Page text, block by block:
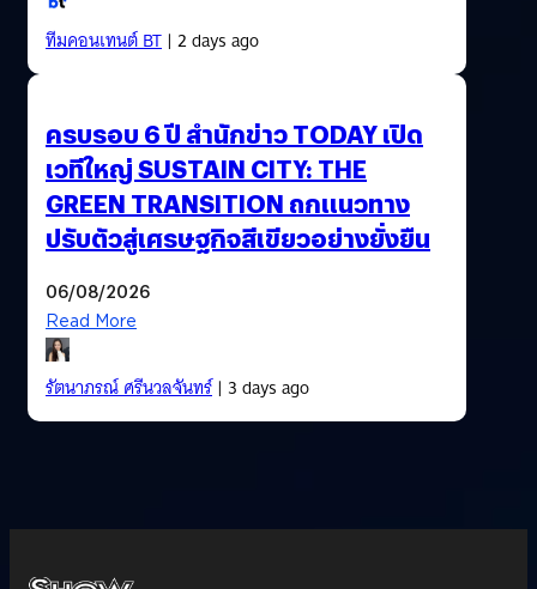
ทีมคอนเทนต์ BT| 2 days ago
ครบรอบ 6 ปี สำนักข่าว TODAY เปิด
เวทีใหญ่ SUSTAIN CITY: THE
GREEN TRANSITION ถกแนวทาง
ปรับตัวสู่เศรษฐกิจสีเขียวอย่างยั่งยืน
06/08/2026
Read More
รัตนาภรณ์ ศรีนวลจันทร์| 3 days ago